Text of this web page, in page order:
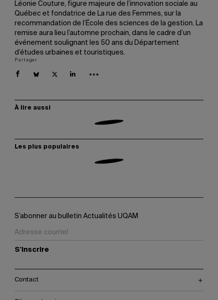
Léonie Couture, figure majeure de l’innovation sociale au
Québec et fondatrice de La rue des Femmes, sur la
recommandation de l’École des sciences de la gestion. La
remise aura lieu l’automne prochain, dans le cadre d’un
événement soulignant les 50 ans du Département
d’études urbaines et touristiques.
Partager
À lire aussi
Les plus populaires
S’abonner au bulletin Actualités UQAM
S'inscrire
Contact